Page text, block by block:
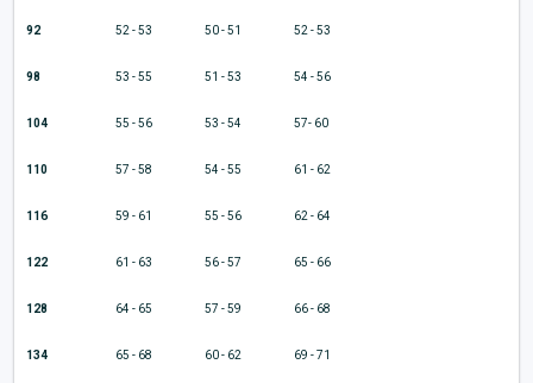
92 52 - 53 50 - 51 52 - 53
98 53 - 55 51 - 53 54 - 56
104 55 - 56 53 - 54 57- 60
110 57 - 58 54 - 55 61 - 62
116 59 - 61 55 - 56 62 - 64
122 61 - 63 56 - 57 65 - 66
128 64 - 65 57 - 59 66 - 68
134 65 - 68 60 - 62 69 - 71